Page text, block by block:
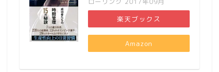
楽天ブックス
Amazon